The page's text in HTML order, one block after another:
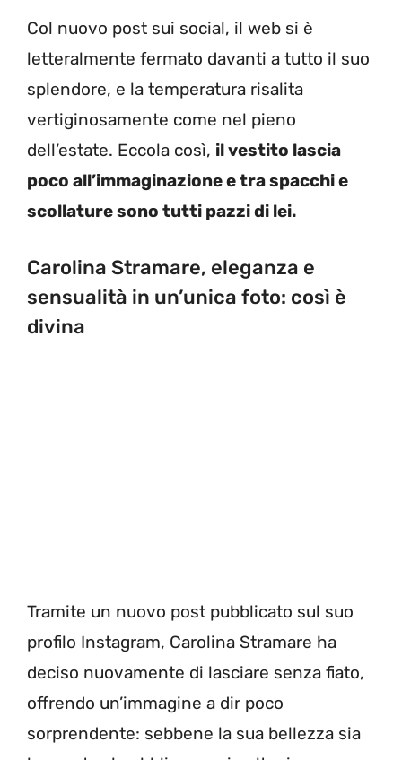
Col nuovo post sui social, il web si è
letteralmente fermato davanti a tutto il suo
splendore, e la temperatura risalita
vertiginosamente come nel pieno
dell’estate. Eccola così, il vestito lascia
poco all’immaginazione e tra spacchi e
scollature sono tutti pazzi di lei.
Carolina Stramare, eleganza e
sensualità in un’unica foto: così è
divina
Tramite un nuovo post pubblicato sul suo
profilo Instagram, Carolina Stramare ha
deciso nuovamente di lasciare senza fiato,
offrendo un’immagine a dir poco
sorprendente: sebbene la sua bellezza sia